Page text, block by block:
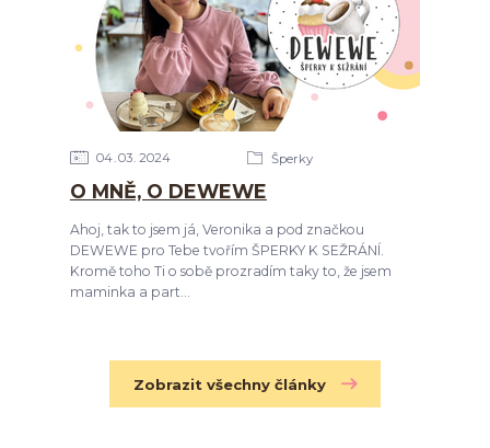
04 03 2024 Šperky
O MNĚ, O DEWEWE
Ahoj, tak to jsem já, Veronika a pod značkou
DEWEWE pro Tebe tvořím ŠPERKY K SEŽRÁNÍ.
Kromě toho Ti o sobě prozradím taky to, že jsem
maminka a part...
Zobrazit všechny články